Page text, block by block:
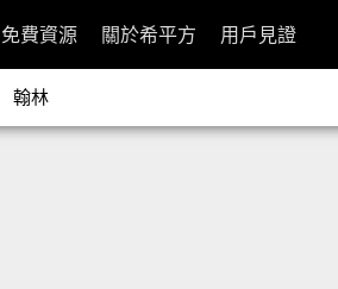
免費資源 關於希平方 用戶見證
翰林